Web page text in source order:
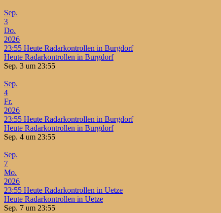
Sep.
3
Do.
2026
23:55 Heute Radarkontrollen in Burgdorf
Heute Radarkontrollen in Burgdorf
Sep. 3 um 23:55
Sep.
4
Fr.
2026
23:55 Heute Radarkontrollen in Burgdorf
Heute Radarkontrollen in Burgdorf
Sep. 4 um 23:55
Sep.
7
Mo.
2026
23:55 Heute Radarkontrollen in Uetze
Heute Radarkontrollen in Uetze
Sep. 7 um 23:55